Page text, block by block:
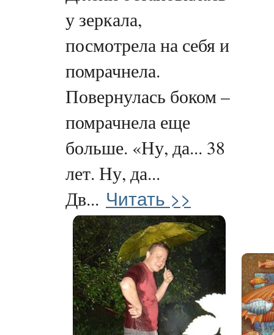
у зеркала,
посмотрела на себя и
помрачнела.
Повернулась боком –
помрачнела еще
больше. «Ну, да... 38
лет. Ну, да...
Дв... Читать >>